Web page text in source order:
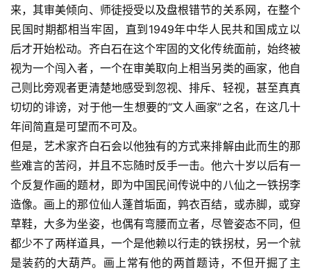
来，其审美倾向、师徒授受以及盘根错节的关系网，在整个
民国时期都相当牢固，直到1949年中华人民共和国成立以
后才开始松动。齐白石在这个牢固的文化传统面前，始终被
视为一个闯入者，一个在审美取向上相当另类的画家，他自
己则比旁观者更清楚地感受到忽视、排斥、轻视，甚至真真
切切的诽谤，对于他一生想要的“文人画家”之名，在这几十
年间简直是可望而不可及。
但是，艺术家齐白石会以他独有的方式来排解由此而生的那
些难言的苦闷，并且不忘随时反手一击。他六十岁以后有一
个反复作画的题材，即为中国民间传说中的八仙之一铁拐李
造像。画上的那位仙人蓬首垢面，鹑衣百结，或赤脚，或穿
草鞋，大多为坐姿，也偶有弯腰而立者，尽管姿态不同，但
都少不了两样道具，一个是他赖以行走的铁拐杖，另一个就
是装药的大葫芦。画上常有他的两首题诗，不但开掘了主